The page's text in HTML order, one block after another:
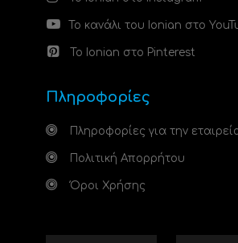
Το κανάλι του Ionian στο
Το Ionian στο Pinterest
Πληροφορίες
Πληροφορίες για την
Πολιτική Απορρήτου
Όροι Χρήσης